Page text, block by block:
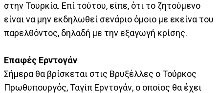
στην Τουρκία. Επί τούτου, είπε, ότι το ζητούμενο
είναι να μην εκδηλωθεί σενάριο όμοιο με εκείνα του
παρελθόντος, δηλαδή με την εξαγωγή κρίσης.
Επαφές Ερντογάν
Σήμερα θα βρίσκεται στις Βρυξέλλες ο Τούρκος
Πρωθυπουργός, Ταγίπ Ερντογάν, ο οποίος θα έχει